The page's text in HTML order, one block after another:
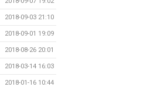
2018-09-03 21:10
2018-09-01 19:09
2018-08-26 20:01
2018-03-14 16:03
2018-01-16 10:44